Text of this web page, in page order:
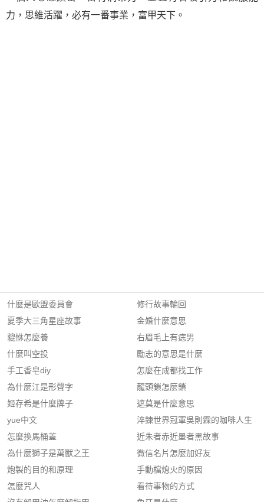
力，思維活躍，必有一番事業，富甲天下。
什麼是歐盟委員會
夏季大三角星座故事
貔恘怎麼養
什麼叫空投
手工香皂diy
為什麼江是形聲字
姬存希是什麼牌子
yue中文
怎麼換馬桶蓋
為什麼獅子是萬獸之王
炮製的目的和原理
怎麼咒人
修行故事輪回
金婚什麼意思
右眉毛上有痣男
勵志的意思是什麼
怎麼在成都找工作
龍頭鎖怎麼鎖
遮莫是什麼意思
淬鍊世界冠軍吳則霖的咖啡人生
近朱者赤近墨者黑故事
微信名片怎麼加好友
手動檔熄火的原因
看待事物的方式